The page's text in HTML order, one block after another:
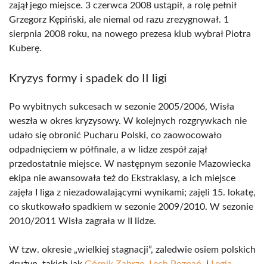
zajął jego miejsce. 3 czerwca 2008 ustąpił, a rolę pełnił
Grzegorz Kępiński, ale niemal od razu zrezygnował. 1
sierpnia 2008 roku, na nowego prezesa klub wybrał Piotra
Kuberę.
Kryzys formy i spadek do II ligi
Po wybitnych sukcesach w sezonie 2005/2006, Wisła
weszła w okres kryzysowy. W kolejnych rozgrywkach nie
udało się obronić Pucharu Polski, co zaowocowało
odpadnięciem w półfinale, a w lidze zespół zajął
przedostatnie miejsce. W następnym sezonie Mazowiecka
ekipa nie awansowała też do Ekstraklasy, a ich miejsce
zajęła I liga z niezadowalającymi wynikami; zajęli 15. lokatę,
co skutkowało spadkiem w sezonie 2009/2010. W sezonie
2010/2011 Wisła zagrała w II lidze.
W tzw. okresie „wielkiej stagnacji”, zaledwie osiem polskich